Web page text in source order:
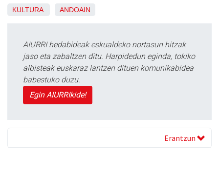
KULTURA ANDOAIN
AIURRI hedabideak eskualdeko nortasun hitzak
jaso eta zabaltzen ditu. Harpidedun eginda, tokiko
albisteak euskaraz lantzen dituen komunikabidea
babestuko duzu.
Egin AIURRIkide!
Erantzun